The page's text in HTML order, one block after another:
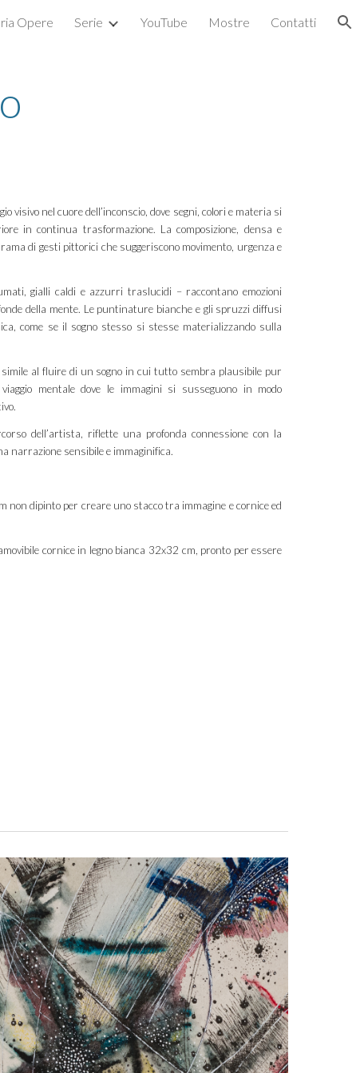
Opere Serie YouTube Mostre Contatti
visivo nel cuore dell’inconscio, dove segni, colori e materia si
in continua trasformazione. La composizione, densa e
di gesti pittorici che suggeriscono movimento, urgenza e
gialli caldi e azzurri traslucidi – raccontano emozioni
della mente. Le puntinature bianche e gli spruzzi diffusi
come se il sogno stesso si stesse materializzando sulla
al fluire di un sogno in cui tutto sembra plausibile pur
mentale dove le immagini si susseguono in modo
dell’artista, riflette una profonda connessione con la
narrazione sensibile e immaginifica.
non dipinto per creare uno stacco tra immagine e cornice ed
cornice in legno bianca 32x32 cm, pronto per essere